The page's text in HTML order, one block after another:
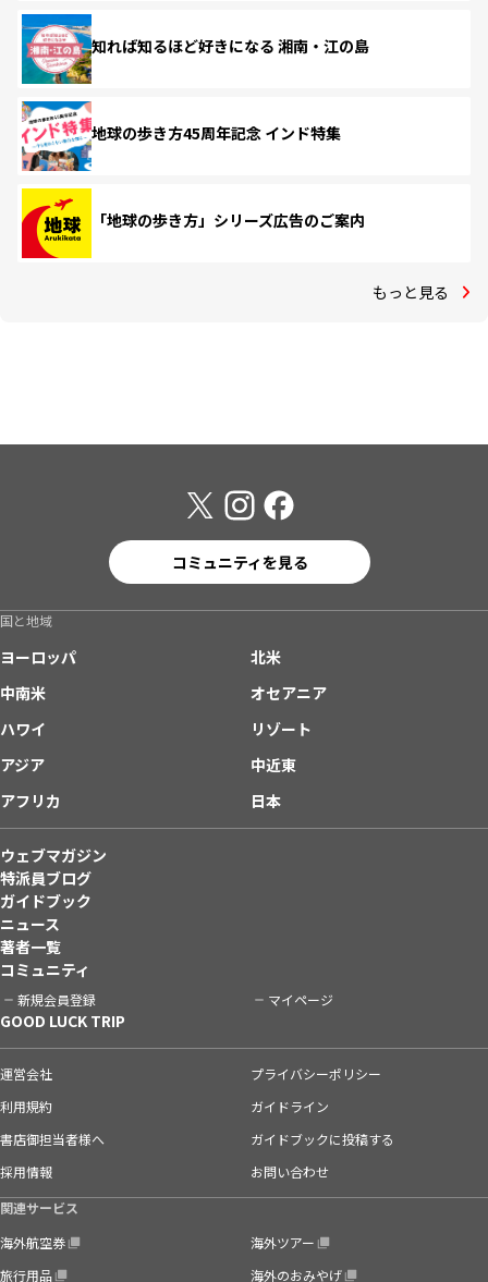
知れば知るほど好きになる 湘南・江の島
地球の歩き方45周年記念 インド特集
「地球の歩き方」シリーズ広告のご案内
もっと見る
コミュニティを見る
国と地域
ヨーロッパ
北米
中南米
オセアニア
ハワイ
リゾート
アジア
中近東
アフリカ
日本
ウェブマガジン
特派員ブログ
ガイドブック
ニュース
著者一覧
コミュニティ
新規会員登録 マイページ
GOOD LUCK TRIP
運営会社
プライバシーポリシー
利用規約
ガイドライン
書店御担当者様へ
ガイドブックに投稿する
採用情報
お問い合わせ
関連サービス
海外航空券
海外ツアー
旅行用品
海外のおみやげ